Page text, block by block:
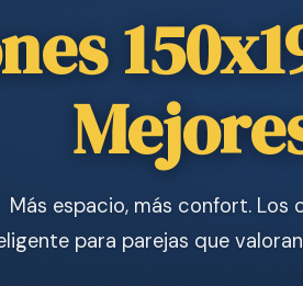
Más espacio, más confort. Los
para parejas que